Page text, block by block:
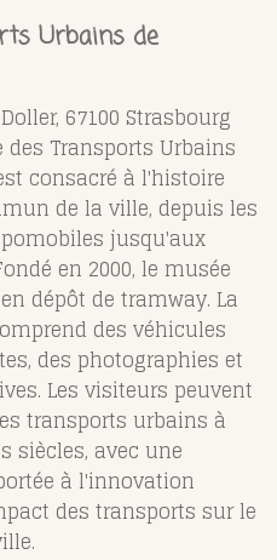
Urbains de
67100 Strasbourg
des Transports Urbains
consacré à l'histoire
de la ville, depuis les
jusqu'aux
en 2000, le musée
dépôt de tramway. La
des véhicules
des photographies et
Les visiteurs peuvent
transports urbains à
siècles, avec une
à l'innovation
des transports sur le